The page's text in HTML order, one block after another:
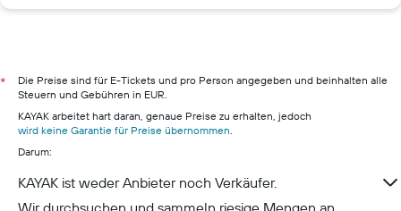
Hotels in Pillig
Hotels in Warnemünde
Hotels in Neustadt in Holstein
Hotels in München
Hotels in Berchtesgaden
*
Die Preise sind für E-Tickets und pro Person angegeben und beinhalten alle
Steuern und Gebühren in EUR.
KAYAK arbeitet hart daran, genaue Preise zu erhalten, jedoch
wird keine Garantie für Preise übernommen.
Darum:
KAYAK ist weder Anbieter noch Verkäufer.
Wir durchsuchen und sammeln riesige Mengen an